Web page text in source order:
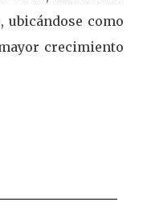
como
crecimiento